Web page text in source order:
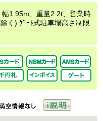
1.95m、重量2.2t、営業時
く) ｹﾞｰﾄ式駐車場高さ制限